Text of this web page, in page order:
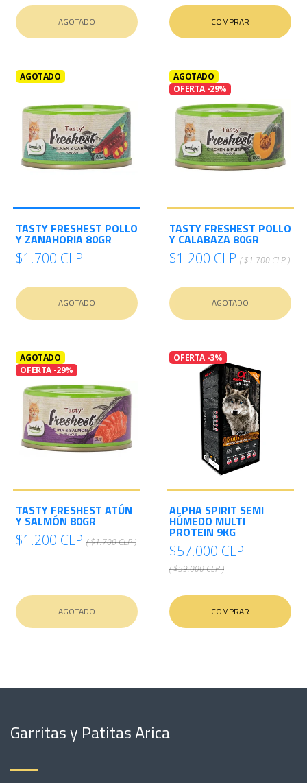
AGOTADO COMPRAR
AGOTADO
TASTY FRESHEST POLLO
Y ZANAHORIA 80GR
$1.700 CLP
AGOTADO
AGOTADO
OFERTA -29%
TASTY FRESHEST POLLO
Y CALABAZA 80GR
$1.200 CLP ( $1.700 CLP )
AGOTADO
AGOTADO
OFERTA -29%
TASTY FRESHEST ATÚN
Y SALMÓN 80GR
$1.200 CLP ( $1.700 CLP )
AGOTADO
OFERTA -3%
ALPHA SPIRIT SEMI
HÚMEDO MULTI
PROTEIN 9KG
$57.000 CLP
( $59.000 CLP )
COMPRAR
Garritas y Patitas Arica